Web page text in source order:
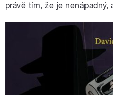
právě tím, že je